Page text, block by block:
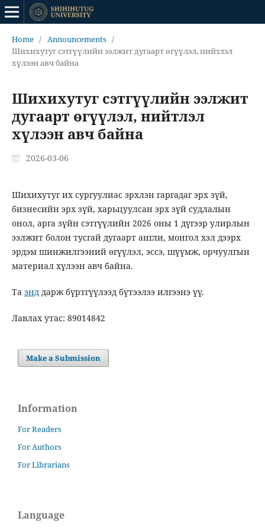
Home / Announcements /
Шихихутуг сэтгүүлийн ээлжит дугаарт өгүүлэл, нийтлэл
хүлээн авч байна
Шихихутуг сэтгүүлийн ээлжит
дугаарт өгүүлэл, нийтлэл
хүлээн авч байна
2026-03-06
Шихихутуг их сургуулиас эрхлэн гаргадаг эрх зүй,
бизнесийн эрх зүй, харьцуулсан эрх зүй судлалын
онол, арга зүйн сэтгүүлийн 2026 оны 1 дүгээр улирлын
ээлжит болон тусгай дугаарт англи, монгол хэл дээрх
эрдэм шинжилгээний өгүүлэл, эссэ, шүүмж, орчуулгын
материал хүлээн авч байна.
Та энддарж бүртгүүлээд бүтээлээ илгээнэ үү.
Лавлах утас: 89014842
Make a Submission
Information
For Readers
For Authors
For Librarians
Language